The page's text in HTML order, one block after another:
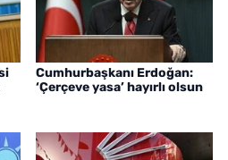
Cumhurbaşkanı Erdoğan:
‘Çerçeve yasa’ hayırlı olsun